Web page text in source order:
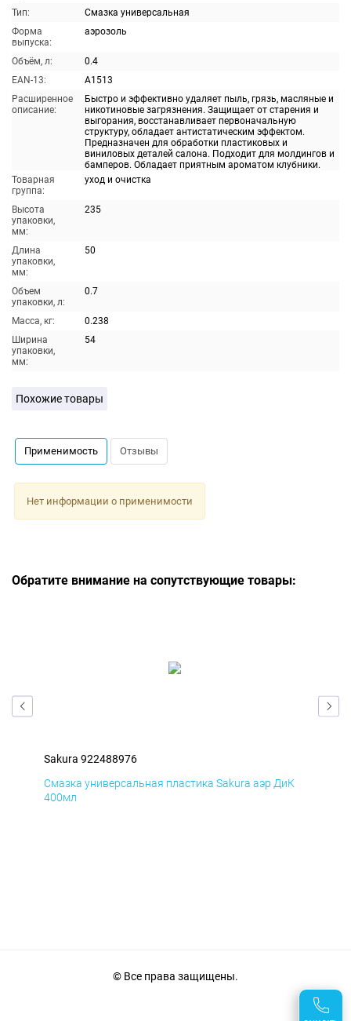
Тип:
Смазка универсальная
Форма
выпуска:
аэрозоль
Объём, л:
0.4
EAN-13:
A1513
Расширенное
описание:
Быстро и эффективно удаляет пыль, грязь, масляные и
никотиновые загрязнения. Защищает от старения и
выгорания, восстанавливает первоначальную
структуру, обладает антистатическим эффектом.
Предназначен для обработки пластиковых и
виниловых деталей салона. Подходит для молдингов и
бамперов. Обладает приятным ароматом клубники.
Товарная
группа:
уход и очистка
Высота
упаковки,
мм:
235
Длина
упаковки,
мм:
50
Объем
упаковки, л:
0.7
Масса, кг:
0.238
Ширина
упаковки,
мм:
54
Похожие товары
Применимость Отзывы
Нет информации о применимости
Обратите внимание на сопутствующие товары:
Sakura 922488976
Смазка универсальная пластика Sakura аэр ДиК
400мл
© Все права защищены.